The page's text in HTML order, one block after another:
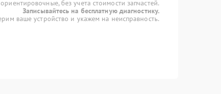
без учета стоимости запчастей.
Записывайтесь на бесплатную диагностику.
ваше устройство и укажем на неисправность.